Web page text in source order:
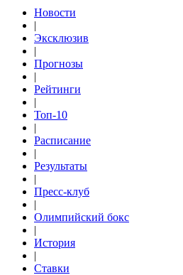
Новости
|
Эксклюзив
|
Прогнозы
|
Рейтинги
|
Топ-10
|
Расписание
|
Результаты
|
Пресс-клуб
|
Олимпийский бокс
|
История
|
Ставки